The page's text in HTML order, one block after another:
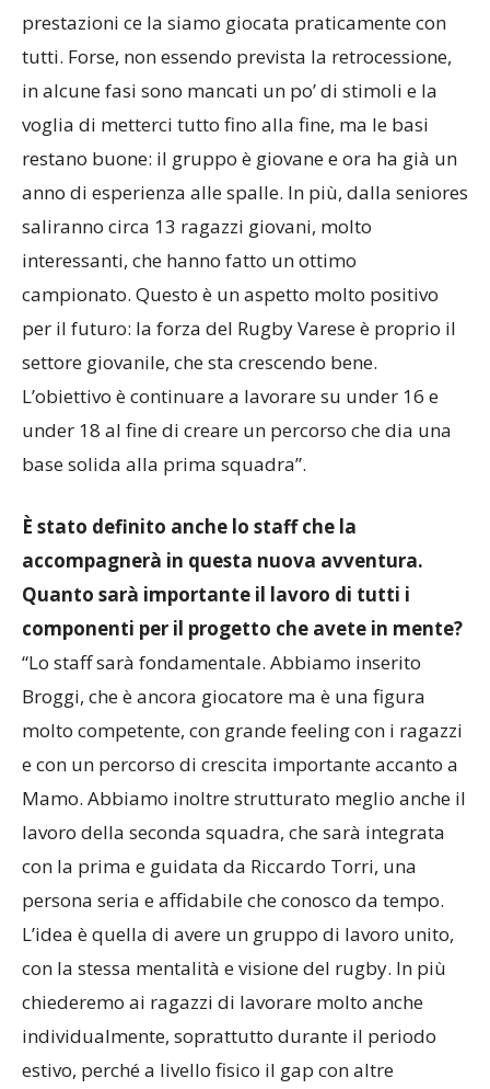
prestazioni ce la siamo giocata praticamente con
tutti. Forse, non essendo prevista la retrocessione,
in alcune fasi sono mancati un po’ di stimoli e la
voglia di metterci tutto fino alla fine, ma le basi
restano buone: il gruppo è giovane e ora ha già un
anno di esperienza alle spalle. In più, dalla seniores
saliranno circa 13 ragazzi giovani, molto
interessanti, che hanno fatto un ottimo
campionato. Questo è un aspetto molto positivo
per il futuro: la forza del Rugby Varese è proprio il
settore giovanile, che sta crescendo bene.
L’obiettivo è continuare a lavorare su under 16 e
under 18 al fine di creare un percorso che dia una
base solida alla prima squadra”.
È stato definito anche lo staff che la
accompagnerà in questa nuova avventura.
Quanto sarà importante il lavoro di tutti i
componenti per il progetto che avete in mente?
“Lo staff sarà fondamentale. Abbiamo inserito
Broggi, che è ancora giocatore ma è una figura
molto competente, con grande feeling con i ragazzi
e con un percorso di crescita importante accanto a
Mamo. Abbiamo inoltre strutturato meglio anche il
lavoro della seconda squadra, che sarà integrata
con la prima e guidata da Riccardo Torri, una
persona seria e affidabile che conosco da tempo.
L’idea è quella di avere un gruppo di lavoro unito,
con la stessa mentalità e visione del rugby. In più
chiederemo ai ragazzi di lavorare molto anche
individualmente, soprattutto durante il periodo
estivo, perché a livello fisico il gap con altre